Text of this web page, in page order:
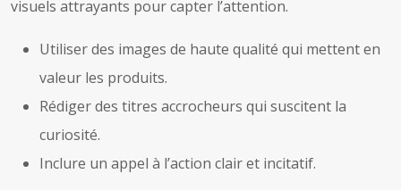
visuels attrayants pour capter l’attention.
Utiliser des images de haute qualité qui mettent en
valeur les produits.
Rédiger des titres accrocheurs qui suscitent la
curiosité.
Inclure un appel à l’action clair et incitatif.